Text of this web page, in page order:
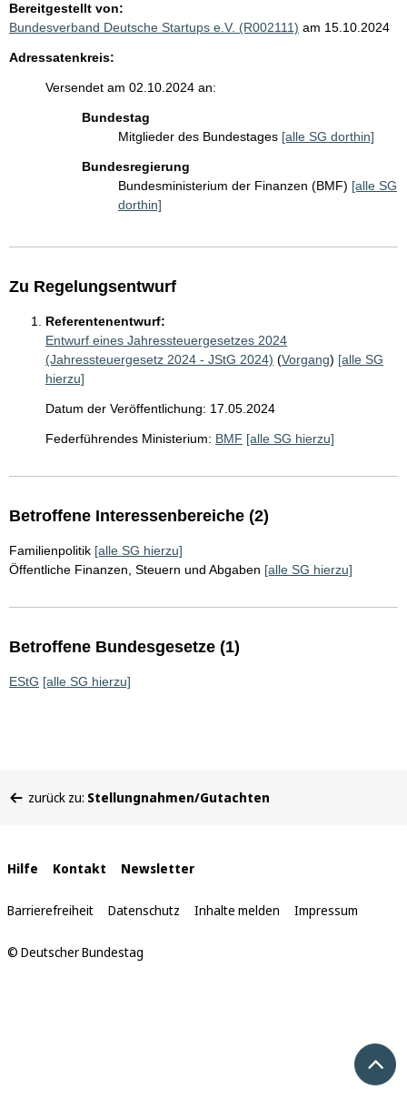
Bereitgestellt von:
Bundesverband Deutsche Startups e.V. (R002111) am 15.10.2024
Adressatenkreis:
Versendet am 02.10.2024 an:
Bundestag
Mitglieder des Bundestages [alle SG dorthin]
Bundesregierung
Bundesministerium der Finanzen (BMF) [alle SG
dorthin]
Zu Regelungsentwurf
Referentenentwurf:
Entwurf eines Jahressteuergesetzes 2024
(Jahressteuergesetz 2024 - JStG 2024) (Vorgang) [alle SG
hierzu]
Datum der Veröffentlichung: 17.05.2024
Federführendes Ministerium: BMF [alle SG hierzu]
Betroffene Interessenbereiche (2)
Familienpolitik [alle SG hierzu]
Öffentliche Finanzen, Steuern und Abgaben [alle SG hierzu]
Betroffene Bundesgesetze (1)
EStG [alle SG hierzu]
befinden
zurück zu: Stellungnahmen/Gutachten
Interne
Links
Hilfe Kontakt Newsletter
Barrierefreiheit Datenschutz Inhalte melden Impressum
© Deutscher Bundestag